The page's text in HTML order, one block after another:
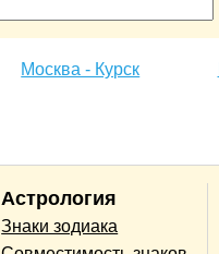
Москва - Курск
Астрология
Знаки зодиака